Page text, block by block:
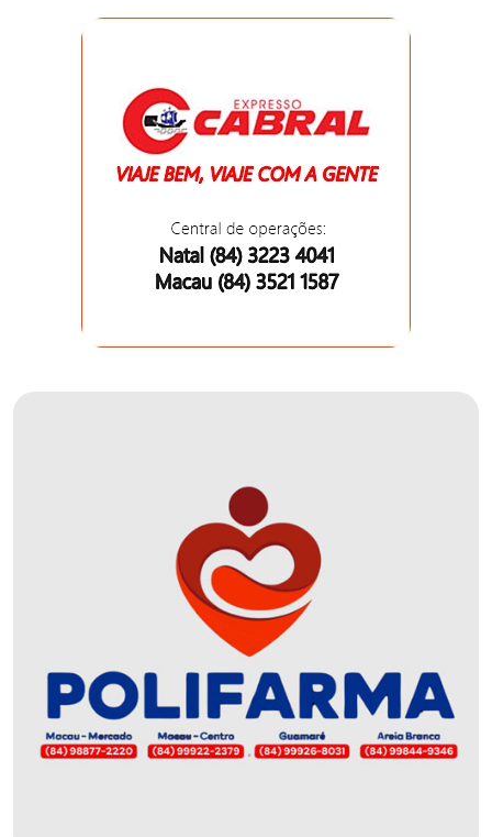
DESENVOLVIMENTO
ECONOMIA
EDUCAÇÃO
EMANCIPAÇÃO
EMANCIPAÇÃO
DE